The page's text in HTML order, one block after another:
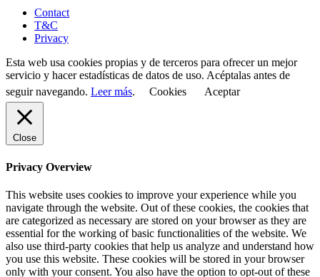
Contact
T&C
Privacy
Esta web usa cookies propias y de terceros para ofrecer un mejor
servicio y hacer estadísticas de datos de uso. Acéptalas antes de
seguir navegando. Leer más. Cookies Aceptar
Close
Privacy Overview
This website uses cookies to improve your experience while you
navigate through the website. Out of these cookies, the cookies that
are categorized as necessary are stored on your browser as they are
essential for the working of basic functionalities of the website. We
also use third-party cookies that help us analyze and understand how
you use this website. These cookies will be stored in your browser
only with your consent. You also have the option to opt-out of these